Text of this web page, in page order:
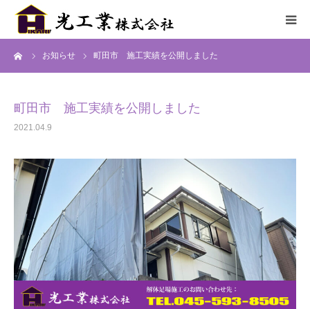
お知らせ 町田市 施工実績を公開しました
町田市 施工実績を公開しました
2021.04.9
HOME
施工実績
採用情報
会社概要